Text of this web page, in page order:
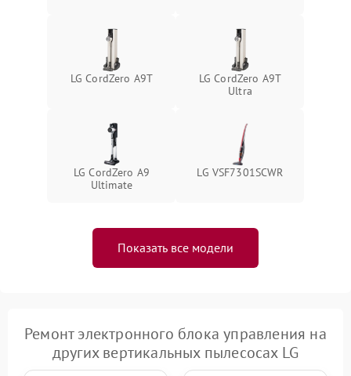
LG CordZero A9T
LG CordZero A9T
Ultra
LG CordZero A9
Ultimate
LG VSF7301SCWR
Показать все модели
Ремонт электронного блока управления на
других вертикальных пылесосах LG